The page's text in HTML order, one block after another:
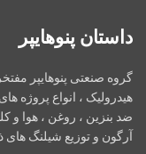
داستان پنوهایپر
گروه صنعتی پنوهایپر
هیدرولیک ، انواع پروژه
ضد بنزین ، روغن ، هوا و
آرگون و توزیع شیلنگ های